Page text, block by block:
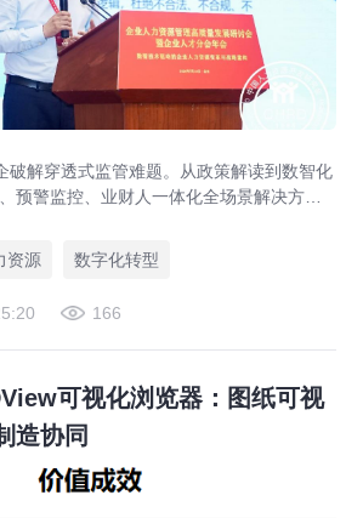
破解穿透式监管难题。从政策解读到数智化
预警监控、业财人一体化全场景解决方
资源 数字化转型
166
可视化浏览器：图纸可视
造协同